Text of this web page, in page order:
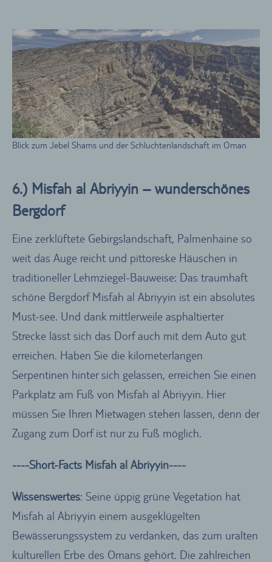
Blick zum Jebel Shams und der Schluchtenlandschaft im Oman
6.) Misfah al Abriyyin – wunderschönes
Bergdorf
Eine zerklüftete Gebirgslandschaft, Palmenhaine so
weit das Auge reicht und pittoreske Häuschen in
traditioneller Lehmziegel-Bauweise: Das traumhaft
schöne Bergdorf Misfah al Abriyyin ist ein absolutes
Must-see. Und dank mittlerweile asphaltierter
Strecke lässt sich das Dorf auch mit dem Auto gut
erreichen. Haben Sie die kilometerlangen
Serpentinen hinter sich gelassen, erreichen Sie einen
Parkplatz am Fuß von Misfah al Abriyyin. Hier
müssen Sie Ihren Mietwagen stehen lassen, denn der
Zugang zum Dorf ist nur zu Fuß möglich.
----Short-Facts Misfah al Abriyyin----
Wissenswertes: Seine üppig grüne Vegetation hat
Misfah al Abriyyin einem ausgeklügelten
Bewässerungssystem zu verdanken, das zum uralten
kulturellen Erbe des Omans gehört. Die zahlreichen